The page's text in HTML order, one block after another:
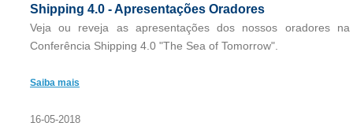
Shipping 4.0 - Apresentações Oradores
Veja ou reveja as apresentações dos nossos oradores na
Conferência Shipping 4.0 "The Sea of Tomorrow".
Saiba mais
16-05-2018